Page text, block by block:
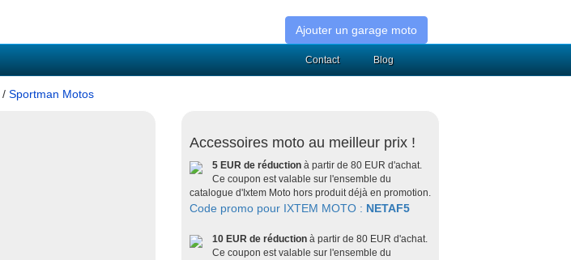
Ajouter un garage moto
Blog
Contact
/ Sportman Motos
Accessoires moto au meilleur prix !
5 EUR de réduction à partir de 80 EUR d'achat.
Ce coupon est valable sur l'ensemble du
catalogue d'Ixtem Moto hors produit déjà en promotion.
Code promo pour IXTEM MOTO : NETAF5
10 EUR de réduction à partir de 80 EUR d'achat.
Ce coupon est valable sur l'ensemble du